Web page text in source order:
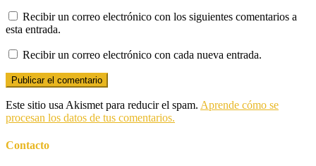
Recibir un correo electrónico con los siguientes comentarios a
esta entrada.
Recibir un correo electrónico con cada nueva entrada.
Este sitio usa Akismet para reducir el spam. Aprende cómo se
procesan los datos de tus comentarios.
Contacto